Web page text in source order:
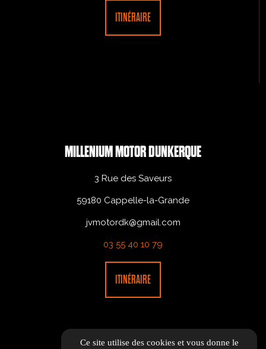
ITINÉRAIRE
MILLENIUM MOTOR DUNKERQUE
3 Rue des Saveurs
59180 Cappelle-la-Grande
jvmotordk@gmail.com
03 55 40 10 79
ITINÉRAIRE
Ce site utilise des cookies et vous donne le